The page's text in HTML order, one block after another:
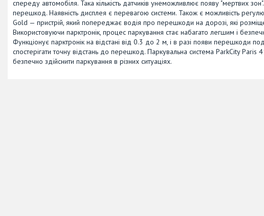
спереду автомобіля. Така кількість датчиків унеможливлює появу "мертвих
перешкод. Наявність дисплея є перевагою системи. Також є можливість
Gold — пристрій, який попереджає водія про перешкоди на дорозі, які
Використовуючи парктронік, процес паркування стає набагато легшим і
Функціонує парктронік на відстані від 0.3 до 2 м, і в разі появи перешкоди
спостерігати точну відстань до перешкод. Паркувальна система ParkCity
безпечно здійснити паркування в різних ситуаціях.